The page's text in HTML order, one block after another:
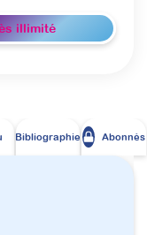
illimité
Bibliographie Abonnés